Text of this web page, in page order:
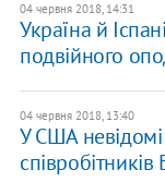
04 червня 2018, 14:31
Україна й
подвійного
04 червня 2018, 13:40
У США